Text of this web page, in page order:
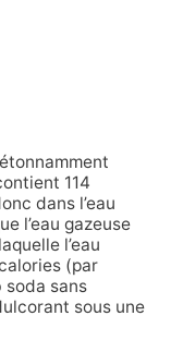
114
dans l’eau
l’eau gazeuse
l’eau
(par
soda sans
sous une